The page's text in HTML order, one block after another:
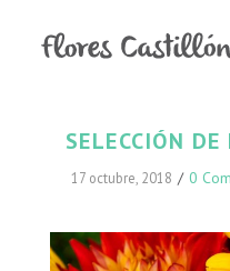
SELECCIÓN
17 octubre, 2018 / 0